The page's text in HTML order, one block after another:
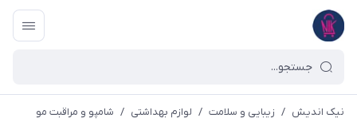
نیک اندیش / زیبایی و سلامت / لوازم بهداشتی / شامپو و مراقبت مو